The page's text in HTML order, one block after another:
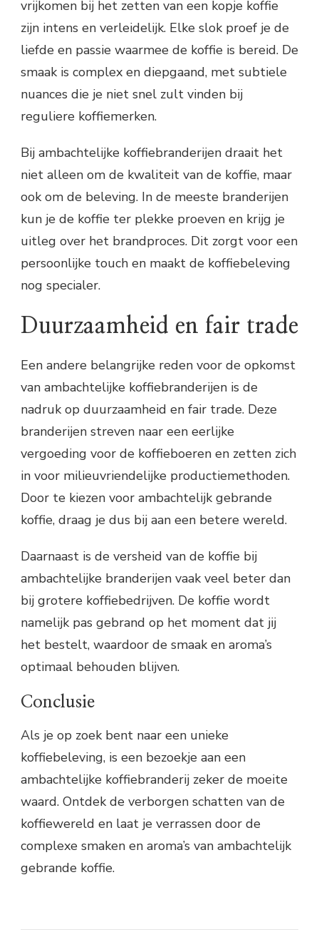
vrijkomen bij het zetten van een kopje koffie
zijn intens en verleidelijk. Elke slok proef je de
liefde en passie waarmee de koffie is bereid. De
smaak is complex en diepgaand, met subtiele
nuances die je niet snel zult vinden bij
reguliere koffiemerken.
Bij ambachtelijke koffiebranderijen draait het
niet alleen om de kwaliteit van de koffie, maar
ook om de beleving. In de meeste branderijen
kun je de koffie ter plekke proeven en krijg je
uitleg over het brandproces. Dit zorgt voor een
persoonlijke touch en maakt de koffiebeleving
nog specialer.
Duurzaamheid en fair trade
Een andere belangrijke reden voor de opkomst
van ambachtelijke koffiebranderijen is de
nadruk op duurzaamheid en fair trade. Deze
branderijen streven naar een eerlijke
vergoeding voor de koffieboeren en zetten zich
in voor milieuvriendelijke productiemethoden.
Door te kiezen voor ambachtelijk gebrande
koffie, draag je dus bij aan een betere wereld.
Daarnaast is de versheid van de koffie bij
ambachtelijke branderijen vaak veel beter dan
bij grotere koffiebedrijven. De koffie wordt
namelijk pas gebrand op het moment dat jij
het bestelt, waardoor de smaak en aroma’s
optimaal behouden blijven.
Conclusie
Als je op zoek bent naar een unieke
koffiebeleving, is een bezoekje aan een
ambachtelijke koffiebranderij zeker de moeite
waard. Ontdek de verborgen schatten van de
koffiewereld en laat je verrassen door de
complexe smaken en aroma’s van ambachtelijk
gebrande koffie.